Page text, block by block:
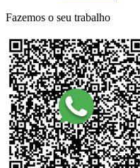
Fazemos o seu trabalho